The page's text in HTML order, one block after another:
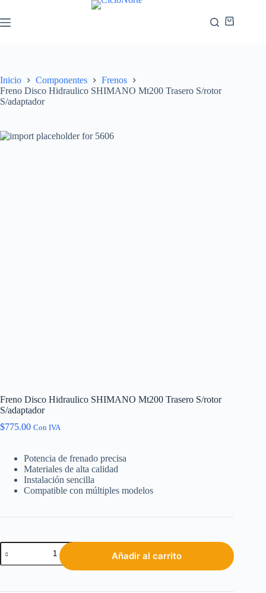
Inicio Componentes
Frenos
Freno Disco Hidraulico SHIMANO Mt200 Trasero S/rotor
S/adaptador
Freno Disco Hidraulico SHIMANO Mt200 Trasero S/rotor
S/adaptador
$775.00 Con IVA
Potencia de frenado precisa
Materiales de alta calidad
Instalación sencilla
Compatible con múltiples modelos
Añadir al carrito